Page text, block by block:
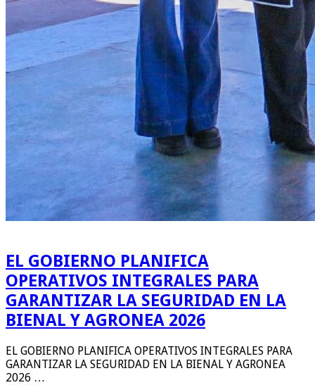
EL GOBIERNO PLANIFICA
OPERATIVOS INTEGRALES PARA
GARANTIZAR LA SEGURIDAD EN LA
BIENAL Y AGRONEA 2026
EL GOBIERNO PLANIFICA OPERATIVOS INTEGRALES PARA
GARANTIZAR LA SEGURIDAD EN LA BIENAL Y AGRONEA
2026 …